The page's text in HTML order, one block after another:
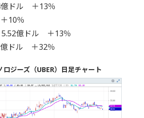
ドル ＋13％
10％
億ドル ＋13％
ドル ＋32％
ロジーズ（UBER）日足チャート